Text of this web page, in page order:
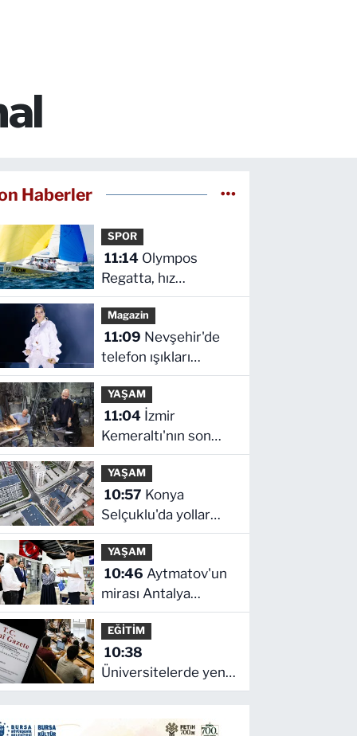
Haberler
SPOR
11:14
Regatta, hız
kesmeden devam
ediyor
Magazin
11:09
telefon ışıkları
Bengü'nün
şarkılarına eşlik etti
YAŞAM
11:04
Kemeraltı'nın son
ustaları direniyor...
Çekiç sesleriyle
yaşayan miras
YAŞAM
10:57
Selçuklu'da yollar
yenileniyor
YAŞAM
10:46 Aytmatov'un
mirası Antalya
Muratpaşa'da
büyüyor
EĞİTİM
10:38
Üniversitelerde yeni
dönem! Akademik
öğrencilere dönüş